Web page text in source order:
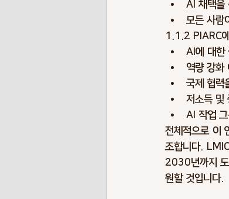
AI 채택을
모든 사람
1.1.2 PIARC
AI에 대한
역량 강화
국제 협력
저소득 및
AI 작업
전체적으로 이
조합니다.
2030년까지 도
원할 것입니다.